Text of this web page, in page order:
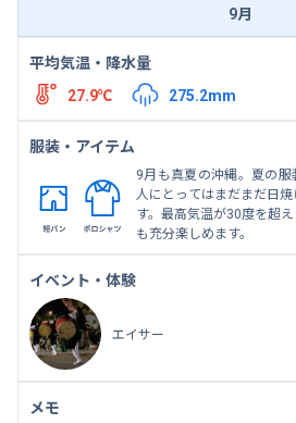
9月
平均気温・降水量
27.9℃
275.2mm
服装・アイテム
9月も真夏の沖縄。夏の
人にとってはまだまだ日
す。最高気温が30度を超
も充分楽しめます。
イベント・体験
エイサー
メモ